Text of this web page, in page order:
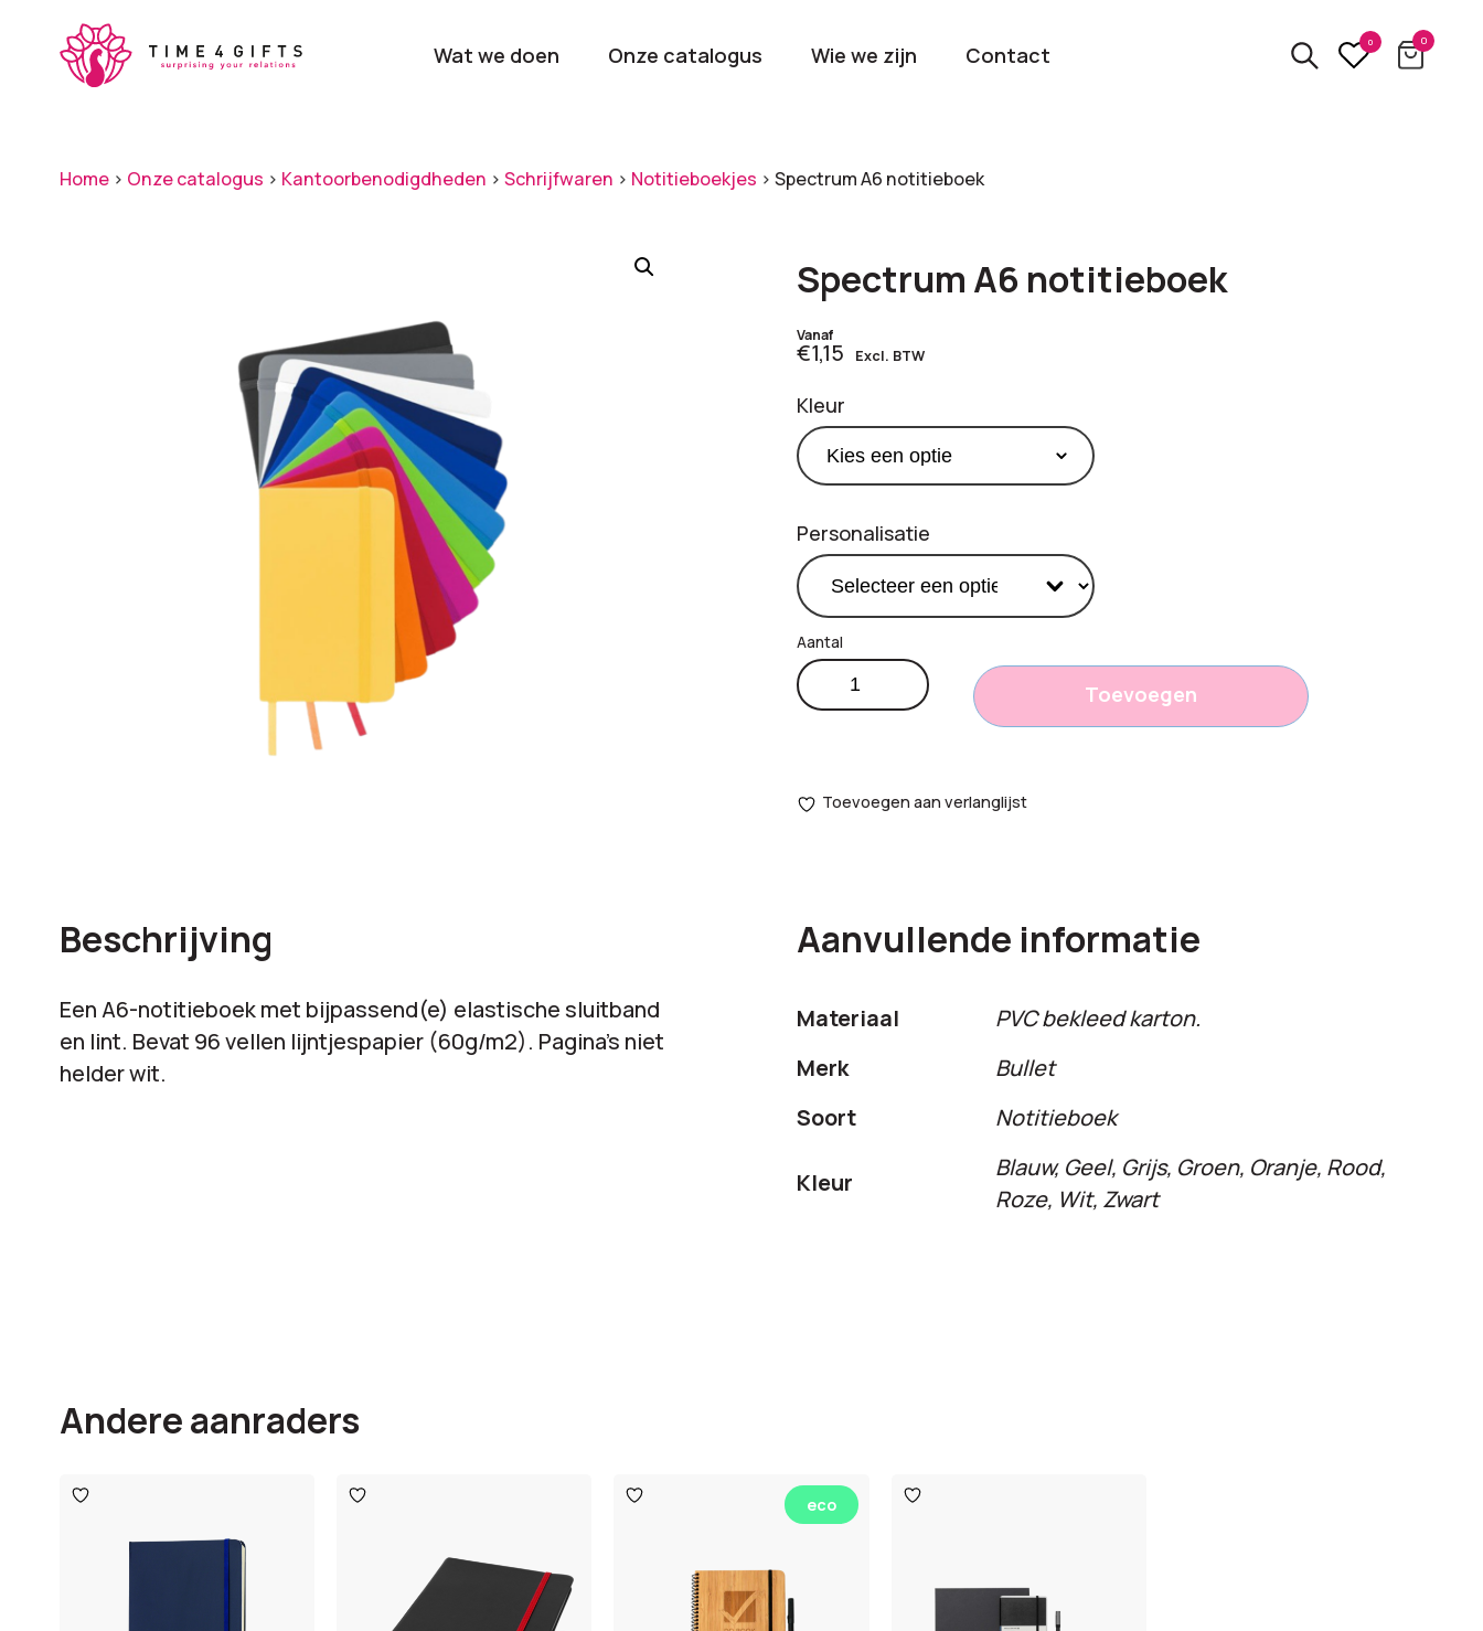
Wat we doen Onze catalogus
Laat je door ons
flessen
Van usb tot powerbank
evenementen
tijdens elk evenement!
Wie we zijn Contact 0 0
Home > Onze catalogus > Kantoorbenodigdheden > Schrijfwaren > Notitieboekjes > Spectrum A6 notitieboek
Spectrum A6 notitieboek
Vanaf
€1,15 Excl. BTW
Kleur
Personalisatie
Productprijs: 1,15
opties:
Spectrum
A6
Toevoegen
Toevoegen aan verlanglijst
Beschrijving
Een A6-notitieboek met bijpassend(e) elastische sluitband
en lint. Bevat 96 vellen lijntjespapier (60g/m2). Pagina’s niet
helder wit.
Aanvullende informatie
Materiaal
PVC bekleed karton.
Merk
Bullet
Soort
Notitieboek
Kleur
Blauw, Geel, Grijs, Groen, Oranje, Rood,
Roze, Wit, Zwart
Andere aanraders
Toevoegen
aan
Toevoegen
aan
Toevoegen
aan eco
Toevoegen
aan